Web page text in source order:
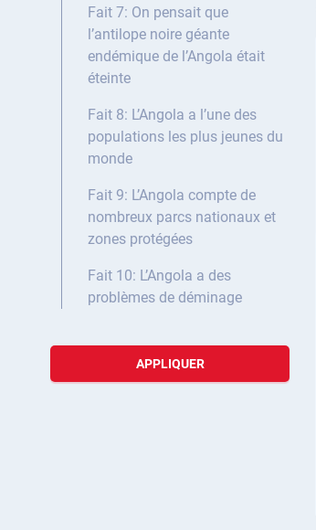
Fait 7: On pensait que
l’antilope noire géante
endémique de l’Angola était
éteinte
Fait 8: L’Angola a l’une des
populations les plus jeunes du
monde
Fait 9: L’Angola compte de
nombreux parcs nationaux et
zones protégées
Fait 10: L’Angola a des
problèmes de déminage
APPLIQUER